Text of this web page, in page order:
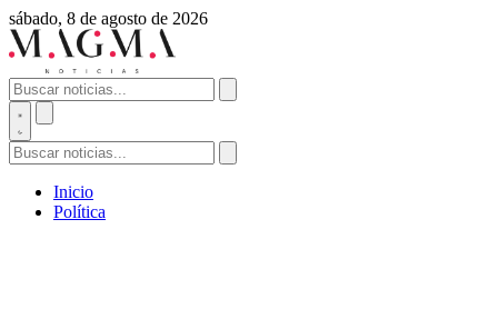
sábado, 8 de agosto de 2026
Inicio
Política